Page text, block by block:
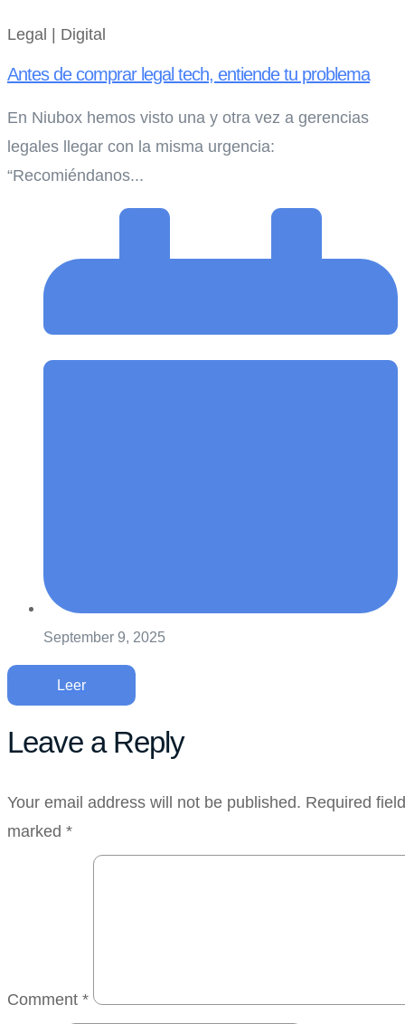
Legal | Digital
Antes de comprar legal tech, entiende tu problema
En Niubox hemos visto una y otra vez a gerencias
legales llegar con la misma urgencia:
“Recomiéndanos...
September 9, 2025
Leer
Leave a Reply
Your email address will not be published. Required
marked *
Comment *